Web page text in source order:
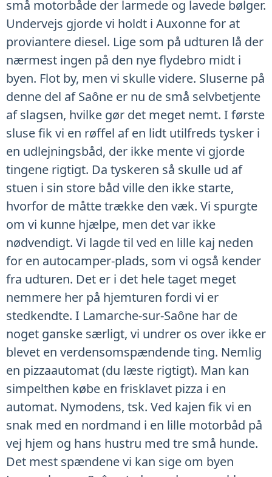
små motorbåde der larmede og lavede bølger.
Undervejs gjorde vi holdt i Auxonne for at
proviantere diesel. Lige som på udturen lå der
nærmest ingen på den nye flydebro midt i
byen. Flot by, men vi skulle videre. Sluserne på
denne del af Saône er nu de små selvbetjente
af slagsen, hvilke gør det meget nemt. I første
sluse fik vi en røffel af en lidt utilfreds tysker i
en udlejningsbåd, der ikke mente vi gjorde
tingene rigtigt. Da tyskeren så skulle ud af
stuen i sin store båd ville den ikke starte,
hvorfor de måtte trække den væk. Vi spurgte
om vi kunne hjælpe, men det var ikke
nødvendigt. Vi lagde til ved en lille kaj neden
for en autocamper-plads, som vi også kender
fra udturen. Det er i det hele taget meget
nemmere her på hjemturen fordi vi er
stedkendte. I Lamarche-sur-Saône har de
noget ganske særligt, vi undrer os over ikke er
blevet en verdensomspændende ting. Nemlig
en pizzaautomat (du læste rigtigt). Man kan
simpelthen købe en frisklavet pizza i en
automat. Nymodens, tsk. Ved kajen fik vi en
snak med en nordmand i en lille motorbåd på
vej hjem og hans hustru med tre små hunde.
Det mest spændene vi kan sige om byen